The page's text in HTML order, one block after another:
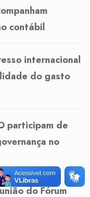
contábil
internacional
do gasto
participam de
no
do Fórum